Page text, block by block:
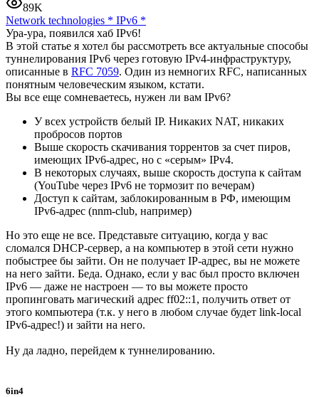
89K
Network technologies * IPv6 *
Ура-ура, появился хаб IPv6!
В этой статье я хотел бы рассмотреть все актуальные способы
туннелирования IPv6 через готовую IPv4-инфраструктуру,
описанные в RFC 7059. Один из немногих RFC, написанных
понятным человеческим языком, кстати.
Вы все еще сомневаетесь, нужен ли вам IPv6?
У всех устройств белый IP. Никаких NAT, никаких
пробросов портов
Выше скорость скачивания торрентов за счет пиров,
имеющих IPv6-адрес, но с «серым» IPv4.
В некоторых случаях, выше скорость доступа к сайтам
(YouTube через IPv6 не тормозит по вечерам)
Доступ к сайтам, заблокированным в РФ, имеющим
IPv6-адрес (nnm-club, например)
Но это еще не все. Представьте ситуацию, когда у вас
сломался DHCP-сервер, а на компьютер в этой сети нужно
побыстрее бы зайти. Он не получает IP-адрес, вы не можете
на него зайти. Беда. Однако, если у вас был просто включен
IPv6 — даже не настроен — то вы можете просто
пропинговать магический адрес ff02::1, получить ответ от
этого компьютера (т.к. у него в любом случае будет link-local
IPv6-адрес!) и зайти на него.
Ну да ладно, перейдем к туннелированию.
6in4